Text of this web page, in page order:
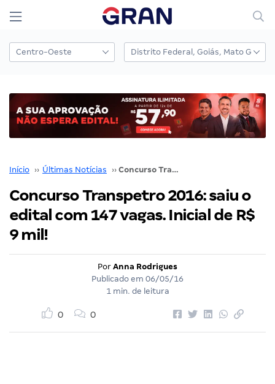
Início ›› Últimas Notícias ›› Concurso Transpetro 2016: saiu o edital com 147 vagas. Inicial de R$ 9 mil!
Concurso Transpetro 2016: saiu o
edital com 147 vagas. Inicial de R$
9 mil!
Por Anna Rodrigues
Publicado em 06/05/16
1 min. de leitura
0 0